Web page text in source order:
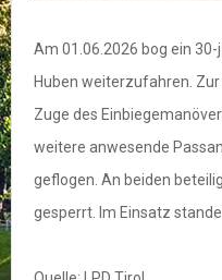
Am 01.06.2026 bog ein
Huben weiterzufahren.
Zuge des
weitere anwesende
geflogen. An beiden
gesperrt. Im Einsatz